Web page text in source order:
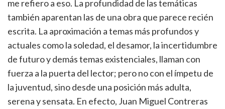
me refiero a eso. La profundidad de las temáticas
también aparentan las de una obra que parece recién
escrita. La aproximación a temas más profundos y
actuales como la soledad, el desamor, la incertidumbre
de futuro y demás temas existenciales, llaman con
fuerza a la puerta del lector; pero no con el ímpetu de
la juventud, sino desde una posición más adulta,
serena y sensata. En efecto, Juan Miguel Contreras